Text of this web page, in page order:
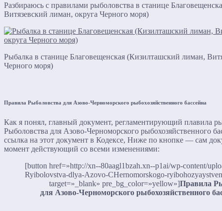
Разбираюсь с правилами рыболовства в станице
Витязевский лиман, округа Черного моря)
Рыбалка в станице Благовещенская (Кизилташский лиман,
Черного моря)
Правила Рыболовства для Азово-Черноморского рыбохозяйственного бассейна
Как я понял, главный документ, регламентирующий плавила
Рыболовства для Азово-Черноморского рыбохозяйственного
ссылка на этот документ в Кодексе, Ниже по кнопке — сам
момент действующий со всеми изменениями:
[button href=»http://xn--80aagl1bzah.xn--p1ai/wp-content/
Ryibolovstva-dlya-Azovo-CHernomorskogo-
target=»_blank» pre_bg_color=»yellow»]Правила
для Азово-Черноморского рыбохозяйственного